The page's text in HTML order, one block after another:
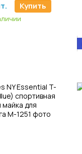
Купить